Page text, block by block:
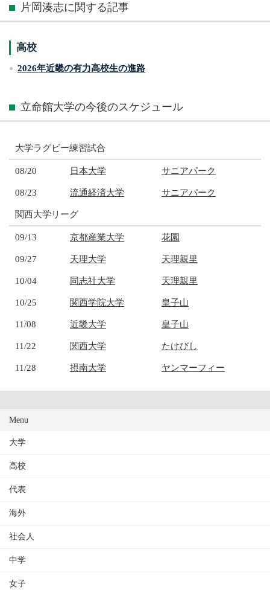
片岡湊志に関する記事
高校
2026年近畿の有力高校生の進路
立命館大学の今後のスケジュール
大学ラグビー練習試合
08/20 日本大学 サニアパーク
08/23 流通経済大学 サニアパーク
関西大学リーグ
09/13 京都産業大学 花園
09/27 天理大学 天理親里
10/04 同志社大学 天理親里
10/25 関西学院大学 皇子山
11/08 近畿大学 皇子山
11/22 関西大学 たけびし
11/28 摂南大学 ヤンマーフィー
Menu
大学
高校
代表
海外
社会人
中学
女子